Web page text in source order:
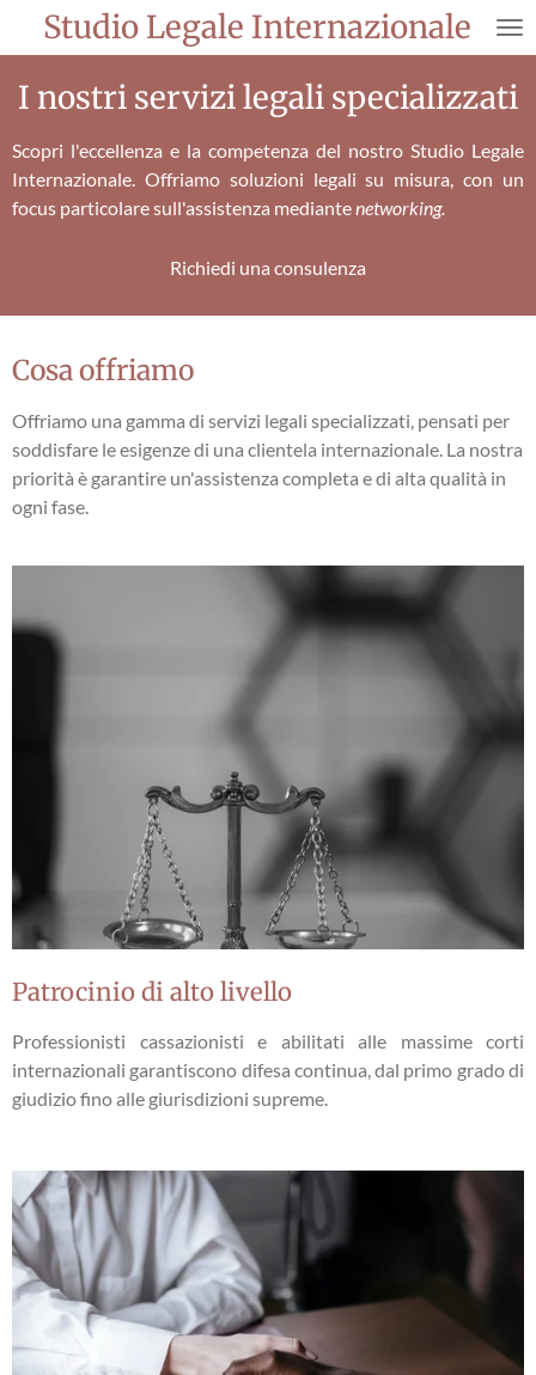
al
contenuto
principale
Studio Legale Internazionale
I nostri servizi legali specializzati
Scopri l'eccellenza e la competenza del nostro Studio Legale
Internazionale. Offriamo soluzioni legali su misura, con un
focus particolare sull'assistenza mediantenetworking.
Richiedi una consulenza
Cosa offriamo
Offriamo una gamma di servizi legali specializzati, pensati per
soddisfare le esigenze di una clientela internazionale. La nostra
priorità è garantire un'assistenza completa e di alta qualità in
ogni fase.
Patrocinio di alto livello
Professionisti cassazionisti e abilitati alle massime corti
internazionali garantiscono difesa continua, dal primo grado di
giudizio fino alle giurisdizioni supreme.